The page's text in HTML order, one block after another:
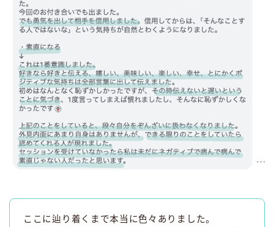
ここに辿り着くまで本当に色々ありました。